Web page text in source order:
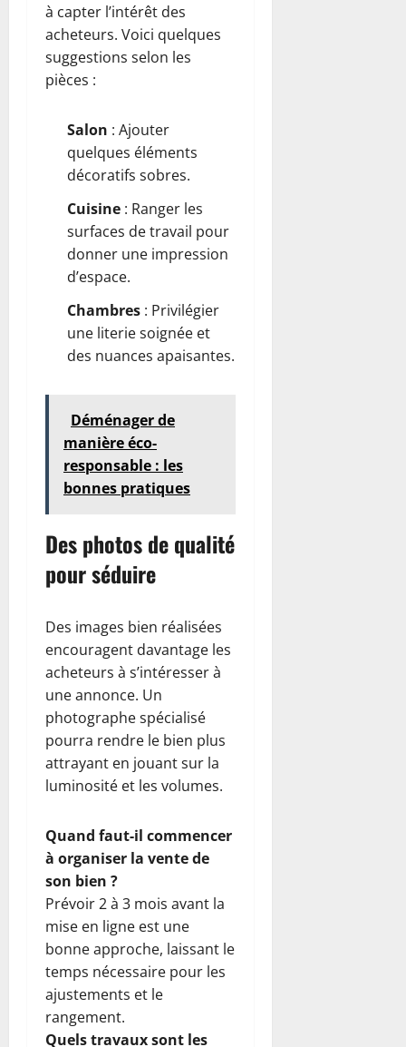
à capter l’intérêt des
acheteurs. Voici quelques
suggestions selon les
pièces :
Salon : Ajouter
quelques éléments
décoratifs sobres.
Cuisine : Ranger les
surfaces de travail pour
donner une impression
d’espace.
Chambres : Privilégier
une literie soignée et
des nuances apaisantes.
Déménager de
manière éco-
responsable : les
bonnes pratiques
Des photos de qualité
pour séduire
Des images bien réalisées
encouragent davantage les
acheteurs à s’intéresser à
une annonce. Un
photographe spécialisé
pourra rendre le bien plus
attrayant en jouant sur la
luminosité et les volumes.
Quand faut-il commencer
à organiser la vente de
son bien ?
Prévoir 2 à 3 mois avant la
mise en ligne est une
bonne approche, laissant le
temps nécessaire pour les
ajustements et le
rangement.
Quels travaux sont les